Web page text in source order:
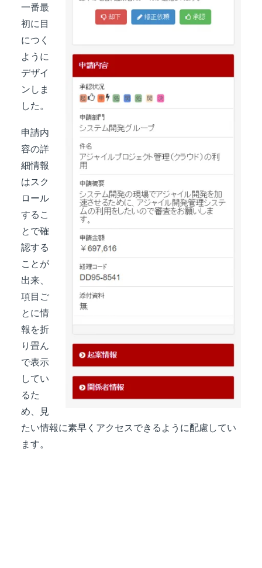
一番最
初に目
につく
ように
デザイ
ンしま
した。
申請内
容の詳
細情報
はスク
ロール
するこ
とで確
認する
ことが
出来、
項目ご
とに情
報を折
り畳ん
で表示
してい
るた
め、見
たい情報に素早くアクセスできるように配慮してい
ます。